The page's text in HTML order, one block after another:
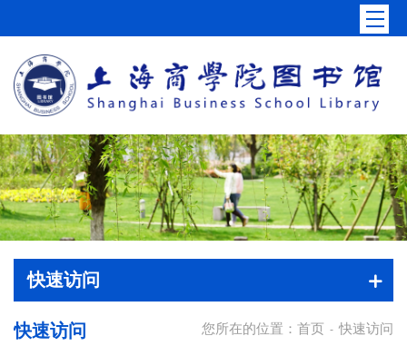
快速访问
您所在的位置： 首页 - 快速访问
快速访问